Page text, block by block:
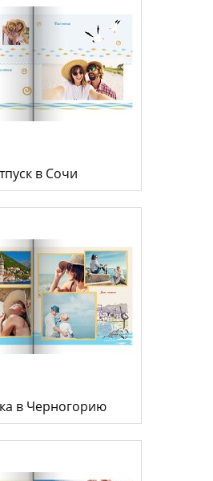
в Сочи
в Черногорию